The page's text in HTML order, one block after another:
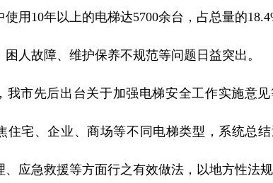
使用10年以上的电梯达5700余台，占总量的
困人故障、维护保养不规范等问题日益突出。
我市先后出台关于加强电梯安全工作实施意
住宅、企业、商场等不同电梯类型，系统总
、应急救援等方面行之有效做法，以地方性法